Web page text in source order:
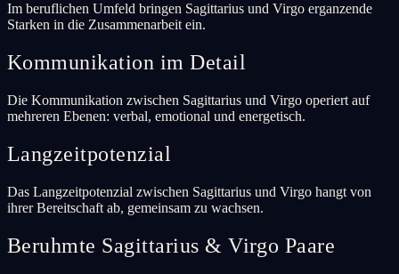
Im beruflichen Umfeld bringen Sagittarius und Virgo erganzende
Starken in die Zusammenarbeit ein.
Kommunikation im Detail
Die Kommunikation zwischen Sagittarius und Virgo operiert auf
mehreren Ebenen: verbal, emotional und energetisch.
Langzeitpotenzial
Das Langzeitpotenzial zwischen Sagittarius und Virgo hangt von
ihrer Bereitschaft ab, gemeinsam zu wachsen.
Beruhmte Sagittarius & Virgo Paare